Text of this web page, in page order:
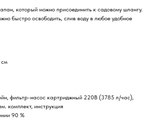
который можно присоединить к садовому шлангу.
быстро освободить, слив воду в любое удобное
см
фильтр-насос картриджный 220В (3785 л/час),
комплект, инструкция
90 %